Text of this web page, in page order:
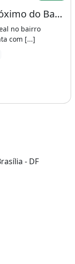
Alugo Apto no Parque Real Próximo do Banco do Brasil e a 500 Metros do Shopping
no bairro
com [...]
- DF